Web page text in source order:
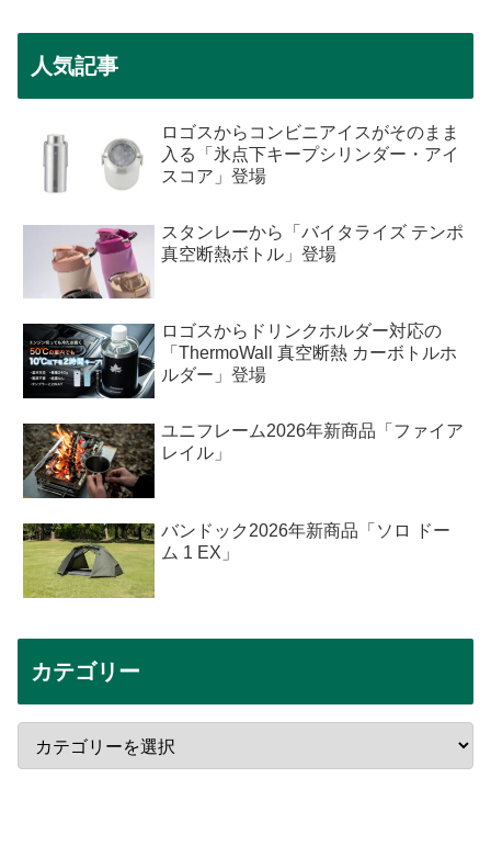
人気記事
ロゴスからコンビニアイスがそのまま
入る「氷点下キープシリンダー・アイ
スコア」登場
スタンレーから「バイタライズ テンポ
真空断熱ボトル」登場
ロゴスからドリンクホルダー対応の
「ThermoWall 真空断熱 カーボトルホ
ルダー」登場
ユニフレーム2026年新商品「ファイア
レイル」
バンドック2026年新商品「ソロ ドー
ム 1 EX」
カテゴリー